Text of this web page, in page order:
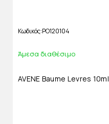
Κωδικός PO120104
Άμεσα διαθέσιμο
AVENE Baume Levres 10ml